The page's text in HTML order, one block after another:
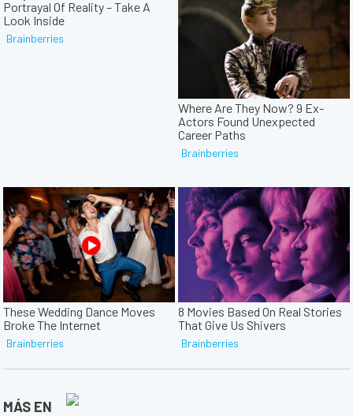
MÁS EN